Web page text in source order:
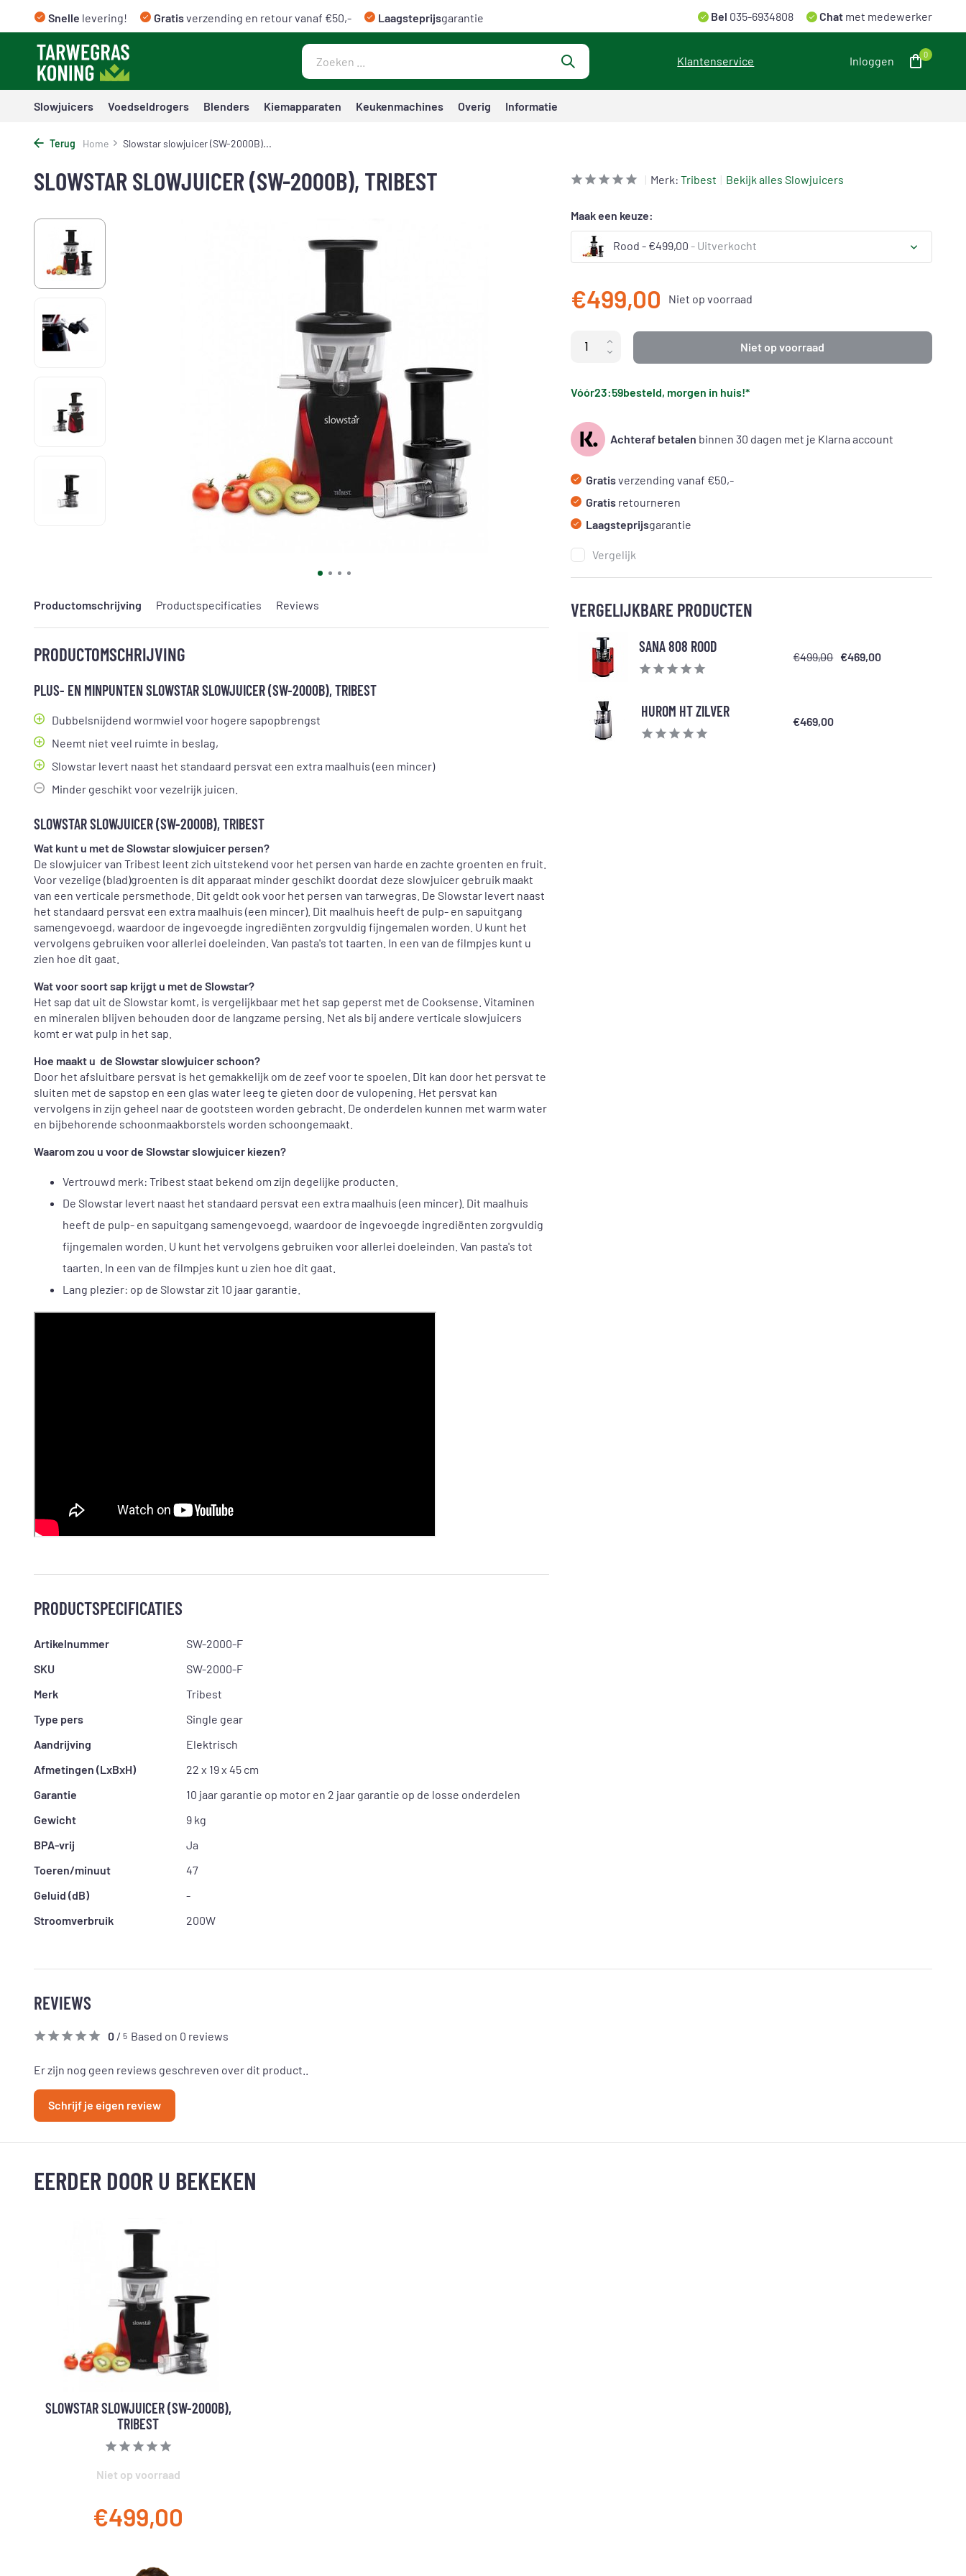
Snelle levering! Gratisverzending en retour vanaf €50,- Laagsteprijsgarantie Bel 035-6934808 Chat met medewerker
Klantenservice Inloggen 0
Slowjuicers Voedseldrogers Blenders Kiemapparaten Keukenmachines Overig Informatie
Terug Home Slowstar slowjuicer (SW-2000B)...
SLOWSTAR SLOWJUICER (SW-2000B), TRIBEST
Productomschrijving Productspecificaties Reviews
PRODUCTOMSCHRIJVING
PLUS- EN MINPUNTEN SLOWSTAR SLOWJUICER (SW-2000B), TRIBEST
Dubbelsnijdend wormwiel voor hogere sapopbrengst
Neemt niet veel ruimte in beslag,
Slowstar levert naast het standaard persvat een extra maalhuis (een mincer)
Minder geschikt voor vezelrijk juicen.
SLOWSTAR SLOWJUICER (SW-2000B), TRIBEST
Wat kunt u met de Slowstar slowjuicer persen?
De slowjuicer van Tribest leent zich uitstekend voor het persen van harde en zachte groenten en fruit.
Voor vezelige (blad)groenten is dit apparaat minder geschikt doordat deze slowjuicer gebruik maakt
van een verticale persmethode. Dit geldt ook voor het persen van tarwegras. De Slowstar levert naast
het standaard persvat een extra maalhuis (een mincer). Dit maalhuis heeft de pulp- en sapuitgang
samengevoegd, waardoor de ingevoegde ingrediënten zorgvuldig fijngemalen worden. U kunt het
vervolgens gebruiken voor allerlei doeleinden. Van pasta's tot taarten. In een van de filmpjes kunt u
zien hoe dit gaat.
Wat voor soort sap krijgt u met de Slowstar?
Het sap dat uit de Slowstar komt, is vergelijkbaar met het sap geperst met de Cooksense. Vitaminen
en mineralen blijven behouden door de langzame persing. Net als bij andere verticale slowjuicers
komt er wat pulp in het sap.
Hoe maakt u de Slowstar slowjuicer schoon?
Door het afsluitbare persvat is het gemakkelijk om de zeef voor te spoelen. Dit kan door het persvat te
sluiten met de sapstop en een glas water leeg te gieten door de vulopening. Het persvat kan
vervolgens in zijn geheel naar de gootsteen worden gebracht. De onderdelen kunnen met warm water
en bijbehorende schoonmaakborstels worden schoongemaakt.
Waarom zou u voor de Slowstar slowjuicer kiezen?
Vertrouwd merk: Tribest staat bekend om zijn degelijke producten.
De Slowstar levert naast het standaard persvat een extra maalhuis (een mincer). Dit maalhuis
heeft de pulp- en sapuitgang samengevoegd, waardoor de ingevoegde ingrediënten zorgvuldig
fijngemalen worden. U kunt het vervolgens gebruiken voor allerlei doeleinden. Van pasta's tot
taarten. In een van de filmpjes kunt u zien hoe dit gaat.
Lang plezier: op de Slowstar zit 10 jaar garantie.
PRODUCTSPECIFICATIES
Artikelnummer
SW-2000-F
SKU
SW-2000-F
Merk
Tribest
Type pers
Single gear
Aandrijving
Elektrisch
Afmetingen (LxBxH)
22 x 19 x 45 cm
Garantie
10 jaar garantie op motor en 2 jaar garantie op de losse onderdelen
Gewicht
9 kg
BPA-vrij
Ja
Toeren/minuut
47
Geluid (dB)
-
Stroomverbruik
200W
Merk: Tribest Bekijk alles Slowjuicers
Maak een keuze:
Rood - €499,00 - Uitverkocht
€499,00 Niet op voorraad
Niet op voorraad
Vóór23:59besteld, morgen in huis!*
Achteraf betalen binnen 30 dagen met je Klarna account
Gratisverzending vanaf €50,-
Gratisretourneren
Laagsteprijsgarantie
Vergelijk
VERGELIJKBARE PRODUCTEN
SANA 808 ROOD
€499,00 €469,00
HUROM HT ZILVER
€469,00
REVIEWS
0 / 5 Based on 0 reviews
Er zijn nog geen reviews geschreven over dit product..
Schrijf je eigen review
EERDER DOOR U BEKEKEN
SLOWSTAR SLOWJUICER (SW-2000B),
TRIBEST
Niet op voorraad
€499,00